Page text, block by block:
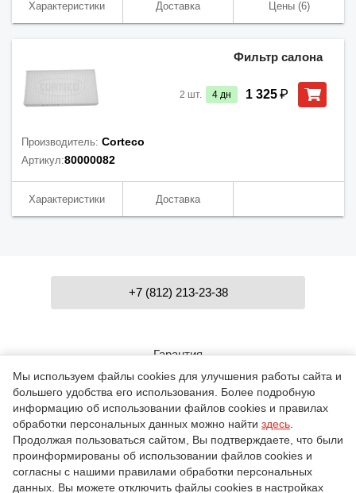
Характеристики Доставка Цены(6)
Фильтр салона
2 шт. 4 дн 1 325₽
Производитель: Corteco
Артикул:80000082
Характеристики Доставка
+7 (812) 213-23-38
Гарантия
Контакты
О компании
Мы используем файлы cookies для улучшения работы сайта и
большего удобства его использования. Более подробную
информацию об использовании файлов cookies и правилах
обработки персональных данных можно найти здесь
Продолжая пользоваться сайтом, Вы подтверждаете, что были
проинформированы об использовании файлов cookies и
согласны с нашими правилами обработки персональных
данных. Вы можете отключить файлы cookies в настройках